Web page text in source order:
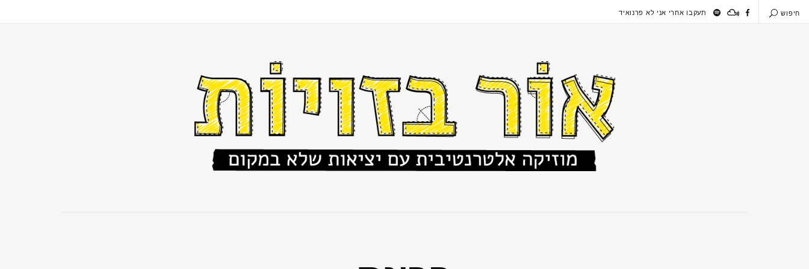
חיפוש תעקבו אחרי אני לא פרנואיד